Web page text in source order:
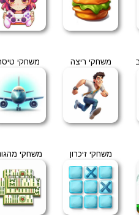
משחקי ריצה משחקי
משחקי זיכרון משחקי